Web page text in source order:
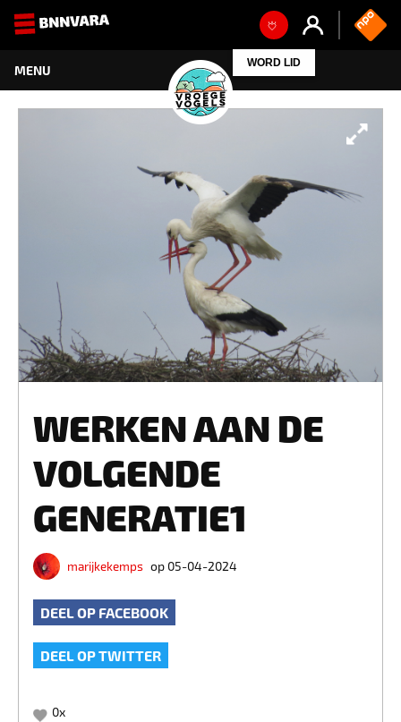
WORD LID
WERKEN AAN DE
VOLGENDE
GENERATIE1
marijkekemps op 05-04-2024
DEEL OP FACEBOOK
DEEL OP TWITTER
0x